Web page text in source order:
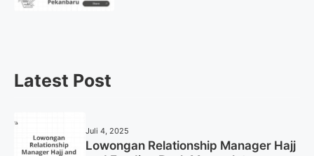
Latest Post
Juli 4, 2025
Lowongan Relationship Manager Hajj